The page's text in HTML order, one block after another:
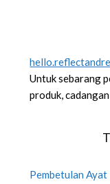
Untuk sebarang
produk,
Pembetulan